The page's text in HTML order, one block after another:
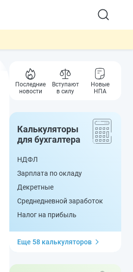
Последние
новости
Вступают
в силу
Новые
НПА
Калькуляторы
для бухгалтера
НДФЛ
Зарплата по окладу
Декретные
Среднедневной заработок
Налог на прибыль
Еще 58 калькуляторов